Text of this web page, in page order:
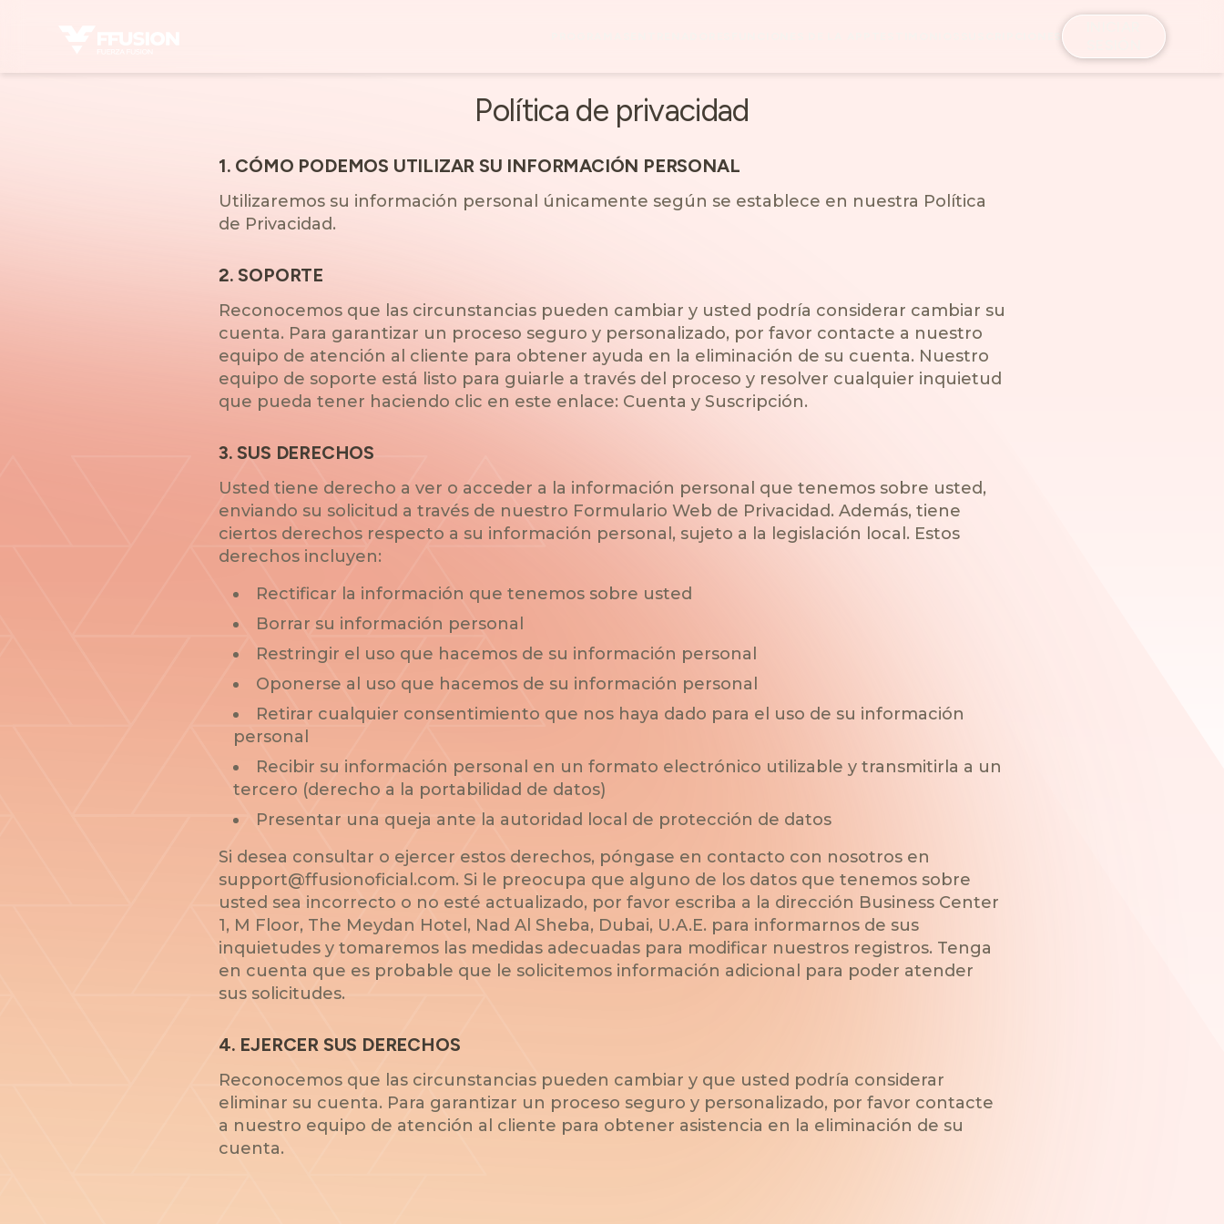
Política de privacidad
1. CÓMO PODEMOS UTILIZAR SU INFORMACIÓN PERSONAL
Utilizaremos su información personal únicamente según se establece en nuestra Política
de Privacidad.
2.SOPORTE
Reconocemos que las circunstancias pueden cambiar y usted podría considerar cambiar su
cuenta. Para garantizar un proceso seguro y personalizado, por favor contacte a nuestro
equipo de atención al cliente para obtener ayuda en la eliminación de su cuenta. Nuestro
equipo de soporte está listo para guiarle a través del proceso y resolver cualquier inquietud
que pueda tener haciendo clic en este enlace: Cuenta y Suscripción.
3. SUS DERECHOS
Usted tiene derecho a ver o acceder a la información personal que tenemos sobre usted,
enviando su solicitud a través de nuestro Formulario Web de Privacidad. Además, tiene
ciertos derechos respecto a su información personal, sujeto a la legislación local. Estos
derechos incluyen:
Rectificar la información que tenemos sobre usted
Borrar su información personal
Restringir el uso que hacemos de su información personal
Oponerse al uso que hacemos de su información personal
Retirar cualquier consentimiento que nos haya dado para el uso de su información
personal
Recibir su información personal en un formato electrónico utilizable y transmitirla a un
tercero (derecho a la portabilidad de datos)
Presentar una queja ante la autoridad local de protección de datos
Si desea consultar o ejercer estos derechos, póngase en contacto con nosotros en
support@ffusionoficial.com. Si le preocupa que alguno de los datos que tenemos sobre
usted sea incorrecto o no esté actualizado, por favor escriba a la dirección Business Center
1, M Floor, The Meydan Hotel, Nad Al Sheba, Dubai, U.A.E. para informarnos de sus
inquietudes y tomaremos las medidas adecuadas para modificar nuestros registros. Tenga
en cuenta que es probable que le solicitemos información adicional para poder atender
sus solicitudes.
4. EJERCER SUS DERECHOS
Reconocemos que las circunstancias pueden cambiar y que usted podría considerar
eliminar su cuenta. Para garantizar un proceso seguro y personalizado, por favor contacte
a nuestro equipo de atención al cliente para obtener asistencia en la eliminación de su
cuenta.